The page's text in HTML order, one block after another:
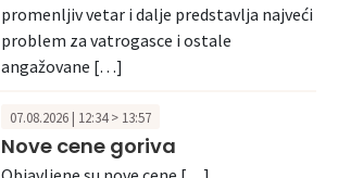
promenljiv vetar i dalje predstavlja najveći
problem za vatrogasce i ostale
angažovane […]
07.08.2026 | 12:34 > 13:57
Nove cene goriva